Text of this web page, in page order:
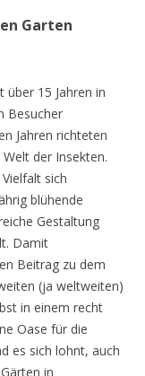
Garten
über 15 Jahren in
Besucher
Jahren richteten
der Insekten.
sich
blühende
Gestaltung
Damit
Beitrag zu dem
(ja weltweiten)
in einem recht
Oase für die
es sich lohnt, auch
in